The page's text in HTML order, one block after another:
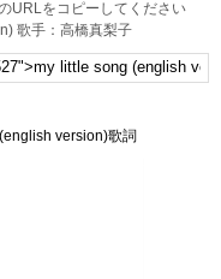
URLをコピーしてください
歌手：高橋真梨子
version)歌詞